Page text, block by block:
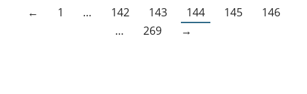
← 1 … 142 143 144 145
146
…
269 →